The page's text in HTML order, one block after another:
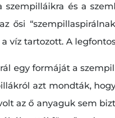
és a
ősi
víz tartozott. A
egy formáját a
azt mondták,
az ő anyaguk sem